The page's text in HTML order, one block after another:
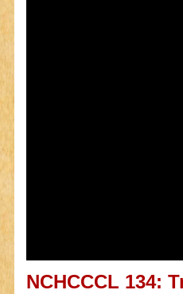
NCHCCCL 134: